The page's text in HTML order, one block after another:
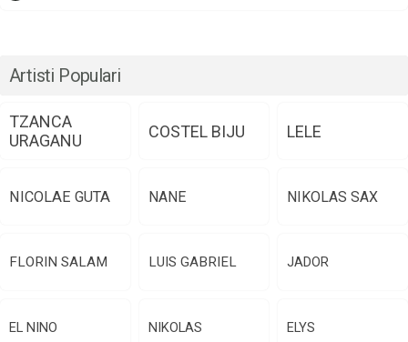
Artisti Populari
TZANCA
URAGANU
COSTEL BIJU LELE
NICOLAE GUTA NANE NIKOLAS SAX
FLORIN SALAM LUIS GABRIEL JADOR
EL NINO NIKOLAS ELYS